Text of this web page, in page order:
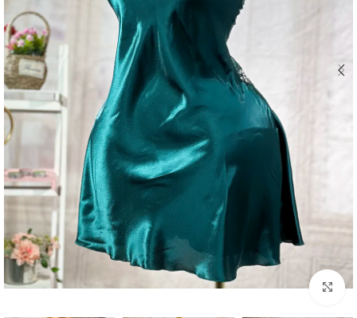
Click to enlarge